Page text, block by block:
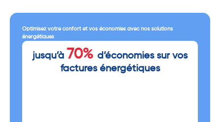
Optimisez votre confort et vos économies avec nos solutions
énergétiques
jusqu’à 70% d’économies sur vos
factures énergétiques